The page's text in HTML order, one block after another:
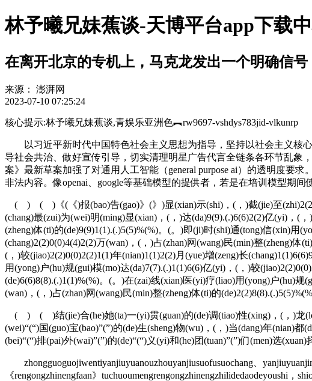
林予曦兄妹蕉谈-天博平台app下载
在离开北京的专机上，马克龙发出一个明确信号
来源：
澎湃网
2023-07-10 07:25:24
核心提示:林予曦兄妹蕉谈,青娱乐亚洲色︻rw9697-vshdys783jid-vlkunrp
以习近平新时代中国特色社会主义思想为指导，坚持以社会主义核
导社会共治、做好宣传引导，切实清理明星广告代言全链条各环节乱
案》最新草案加强了对通用人工智能（general purpose ai）的透明度要
非法内容。像openai、google等基础模型的提供者，若是在培训模型期
( ) ( )《(《)报(bao)告(gao)》(》)显(xian)示(shi)，(，)截(jie)至
(chang)最(zui)为(wei)明(ming)显(xian)，(，)达(da)9(9).(.)6(6)2(2)亿(yi)，(
(zheng)体(ti)的(de)9(9)1(1).(.)5(5)%(%)。(。)即(ji)时(shi)通(tong)信(xin)用
(chang)2(2)0(0)4(4)2(2)万(wan)，(，)占(zhan)网(wang)民(min)整(zheng)体
(，)较(jiao)2(2)0(0)2(2)1(1)年(nian)1(1)2(2)月(yue)增(zeng)长
用(yong)户(hu)规(gui)模(mo)达(da)7(7).(.)1(1)6(6)亿(yi)，(，)较
(de)6(6)8(8).(.)1(1)%(%)。(。)在(zai)线(xian)医(yi)疗(liao)用(yong)户(hu)规
(wan)，(，)占(zhan)网(wang)民(min)整(zheng)体(ti)的
( ) ( )结(jie)合(he)她(ta)一(yi)贯(guan)的(de)调(tiao)性(xing)，(，)龙
(wei)“(“)国(guo)宝(bao)”(”)的(de)生(sheng)物(wu)，(，)当(dang)年(nian)
(bei)“(“)排(pai)外(wai)”(”)的(de)“(“)义(yi)和(he)团(tuan)”(”)们(men)选
zhongguoguojiwentiyanjiuyuanouzhouyanjiusuofusuochang、
《rengongzhinengfaan》tuchuoumengrengongzhinengzhilidedaodeyoushi，